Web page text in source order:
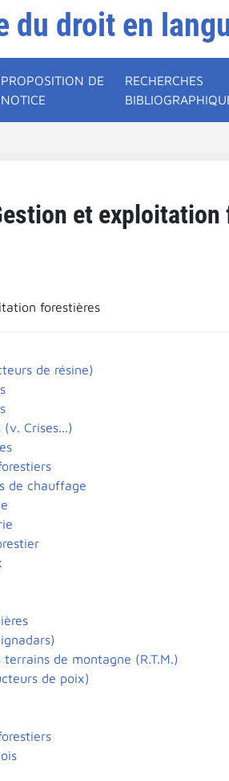
du droit en
PROPOSITION DE
NOTICE
RECHERCHES
et
forestières
de résine)
(v. Crises...)
de chauffage
de montagne (R.T.M.)
de poix)